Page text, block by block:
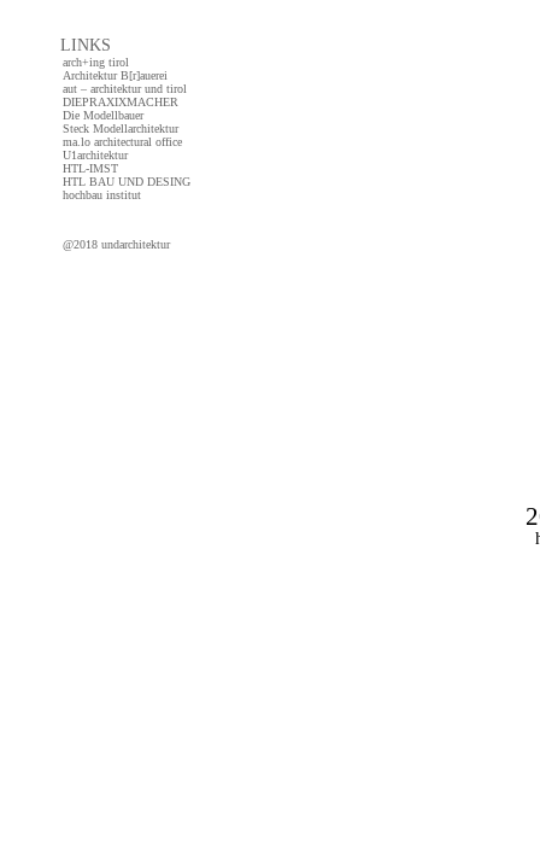
LINKS
arch+ing tirol
Architektur B[r]auerei
aut – architektur und tirol
DIEPRAXIXMACHER
Die Modellbauer
Steck Modellarchitektur
ma.lo architectural office
U1architektur
HTL-IMST
HTL BAU UND DESING
hochbau institut
@2018 undarchitektur